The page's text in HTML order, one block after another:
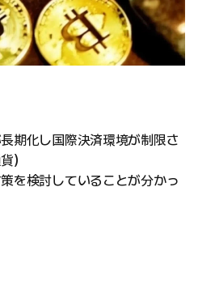
期化し国際決済環境が制限さ
）
を検討していることが分かっ